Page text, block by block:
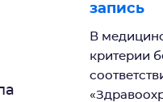
запись
В
критерии